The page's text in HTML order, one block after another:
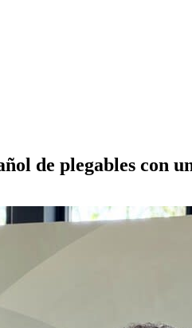
de plegables con